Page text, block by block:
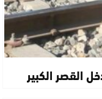
القصر الكبير